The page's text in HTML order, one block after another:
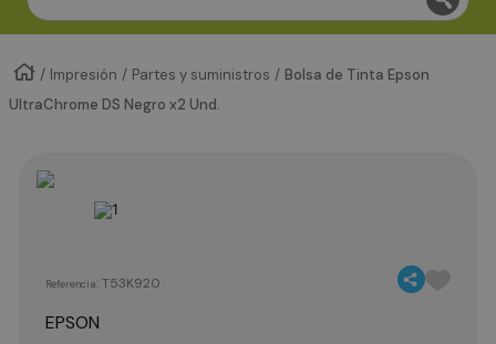
Impresión Partes y suministros
Bolsa de Tinta Epson
UltraChrome DS Negro x2 Und.
Referencia:T53K920
EPSON